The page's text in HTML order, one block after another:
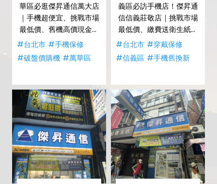
華區必逛傑昇通信萬大店
｜手機超便宜、挑戰市場
最低價、舊機高價現金回
收
#台北市 #手機保修
#破盤價購機 #萬華區
義區必訪手機店！傑昇通
信信義莊敬店｜挑戰市場
最低價、繳費送衛生紙、
舊機高價現金回收
#台北市 #穿戴保修
#信義區 #手機舊換新